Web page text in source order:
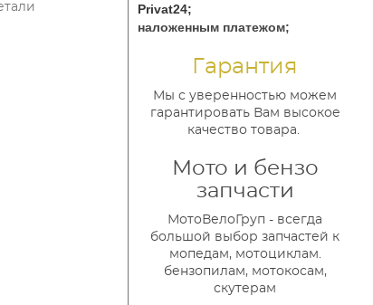
Privat24;
наложенным платежом;
Гарантия
Мы с уверенностью можем
гарантировать Вам высокое
качество товара.
Мото и бензо
запчасти
МотоВелоГруп - всегда
большой выбор запчастей к
мопедам, мотоциклам.
бензопилам, мотокосам,
скутерам